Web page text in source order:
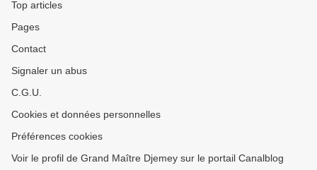
Top articles
Pages
Contact
Signaler un abus
C.G.U.
Cookies et données personnelles
Préférences cookies
Voir le profil de Grand Maître Djemey sur le portail Canalblog